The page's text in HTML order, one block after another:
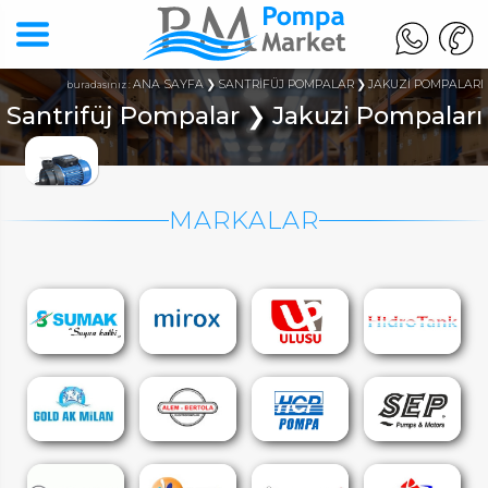
buradasınız :ANA SAYFA SANTRİFÜJ POMPALAR JAKUZİ POMPALARI
Santrifüj Pompalar ❯ Jakuzi Pompaları
MARKALAR